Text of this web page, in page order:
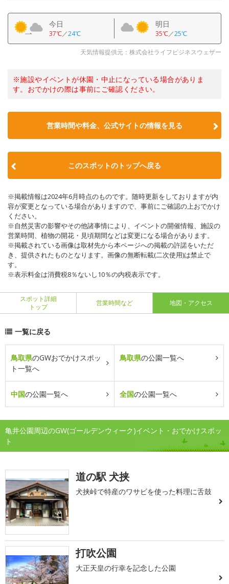
今日
37℃／24℃
明日
35℃／25℃
天気情報提供元：株式会社ライフビジネスウェザー
※施設やイベントが休園・中止になっている場合がありま
す。おでかけの際は事前にご確認ください。
営業時間や料金、公式サイトの情報を見る
このスポットのトップへ戻る
※掲載情報は2024年6月時点のものです。随時更新をしておりますが内
容が変更となっている場合がありますので、事前にご確認の上おでかけ
ください。
※自然災害の影響やその他諸事情により、イベントの開催情報、施設の
営業時間、植物の開花・見頃期間などは変更になる場合があります。
※掲載されている画像は取材先から本ページへの掲載の許諾をいただ
き、提供されたものとなります。画像の無断転載(二次使用)は禁止で
す。
※表示料金は消費税8％ないし10％の内税表示です。
スポット詳細
トップ
営業時間など 地図・アクセス
一覧に戻る
鳥取県のGWおでかけスポッ
ト一覧へ
鳥取県の公園一覧へ
中国の公園一覧へ 全国の公園一覧へ
亀井公園周辺のGW(ゴールデンウィーク)イベント・おでかけスポッ
ト
道の駅 犬挟
犬挟峠で特産のワサビを使った料理に舌鼓
打吹公園
大正天皇の行幸を記念した公園